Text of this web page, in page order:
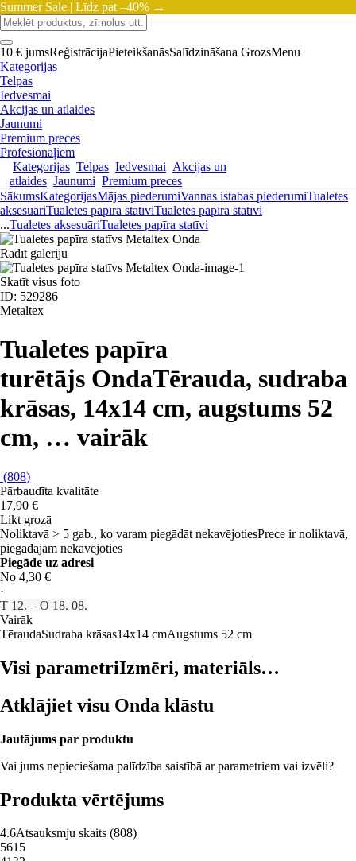
Summer Sale | Līdz pat –40% →
10 € jumsReģistrācijaPieteikšanāsSalīdzināšana GrozsMenu
Kategorijas
Telpas
Iedvesmai
Akcijas un atlaides
Jaunumi
Premium preces
Profesionāļiem
Kategorijas Telpas Iedvesmai Akcijas un
atlaides Jaunumi Premium preces
SākumsKategorijasMājas piederumiVannas istabas piederumiTualetes
aksesuāriTualetes papīra statīviTualetes papīra statīvi
...Tualetes aksesuāriTualetes papīra statīvi
Rādīt galeriju
Skatīt visus foto
ID: 529286
Metaltex
Tualetes papīra
turētājs OndaTērauda, sudraba
krāsas, 14x14 cm, augstums 52
cm, … vairāk
(808)
Pārbaudīta kvalitāte
17,90 €
Likt grozā
Noliktavā > 5 gab., ko varam piegādāt nekavējotiesPrece ir noliktavā,
piegādājam nekavējoties
Piegāde uz adresi
No 4,30 €
·
T 12. – O 18. 08.
Vairāk
TēraudaSudraba krāsas14x14 cmAugstums 52 cm
Visi parametriIzmēri, materiāls…
Atklājiet visu Onda klāstu
Jautājums par produktu
Vai jums nepieciešama palīdzība saistībā ar parametriem vai izvēli?
Produkta vērtējums
4.6Atsauksmju skaits (808)
5615